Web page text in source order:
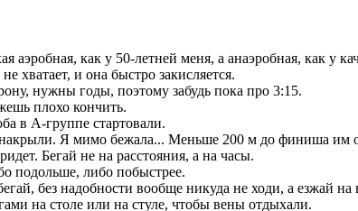
аэробная, как у 50-летней меня, а анаэробная, как у
хватает, и она быстро закисляется.
нужны годы, поэтому забудь пока про 3:15.
плохо кончить.
в А-группе стартовали.
Я мимо бежала... Меньше 200 м до финиша им
Бегай не на расстояния, а на часы.
подольше, либо побыстрее.
без надобности вообще никуда не ходи, а езжай на
на столе или на стуле, чтобы вены отдыхали.